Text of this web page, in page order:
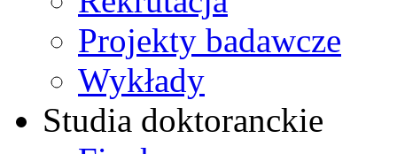
Projekty badawcze
Wykłady
Studia doktoranckie